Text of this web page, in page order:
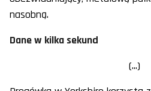
nasobną.
Dane w kilka sekund
(...)